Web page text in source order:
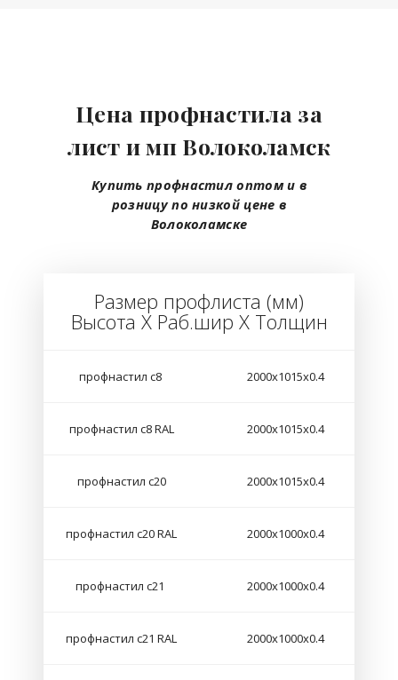
Цена профнастила за
лист и мп Волоколамск
Купить профнастил оптом и в
розницу по низкой цене в
Волоколамске
Размер профлиста (мм)
Высота Х Раб.шир Х Толщин
профнастил с8 2000х1015х0.4
профнастил с8 RAL 2000х1015х0.4
профнастил с20 2000х1015х0.4
профнастил с20 RAL 2000х1000х0.4
профнастил с21 2000х1000х0.4
профнастил с21 RAL 2000х1000х0.4